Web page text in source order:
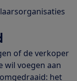
of de verkoper
wil voegen aan
het